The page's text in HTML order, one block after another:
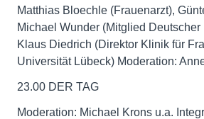
Matthias Bloechle (Frauenarzt),
Michael Wunder (Mitglied Deutscher
Klaus Diedrich (Direktor Klinik für
Universität Lübeck) Moderation:
23.00 DER TAG
Moderation: Michael Krons u.a.